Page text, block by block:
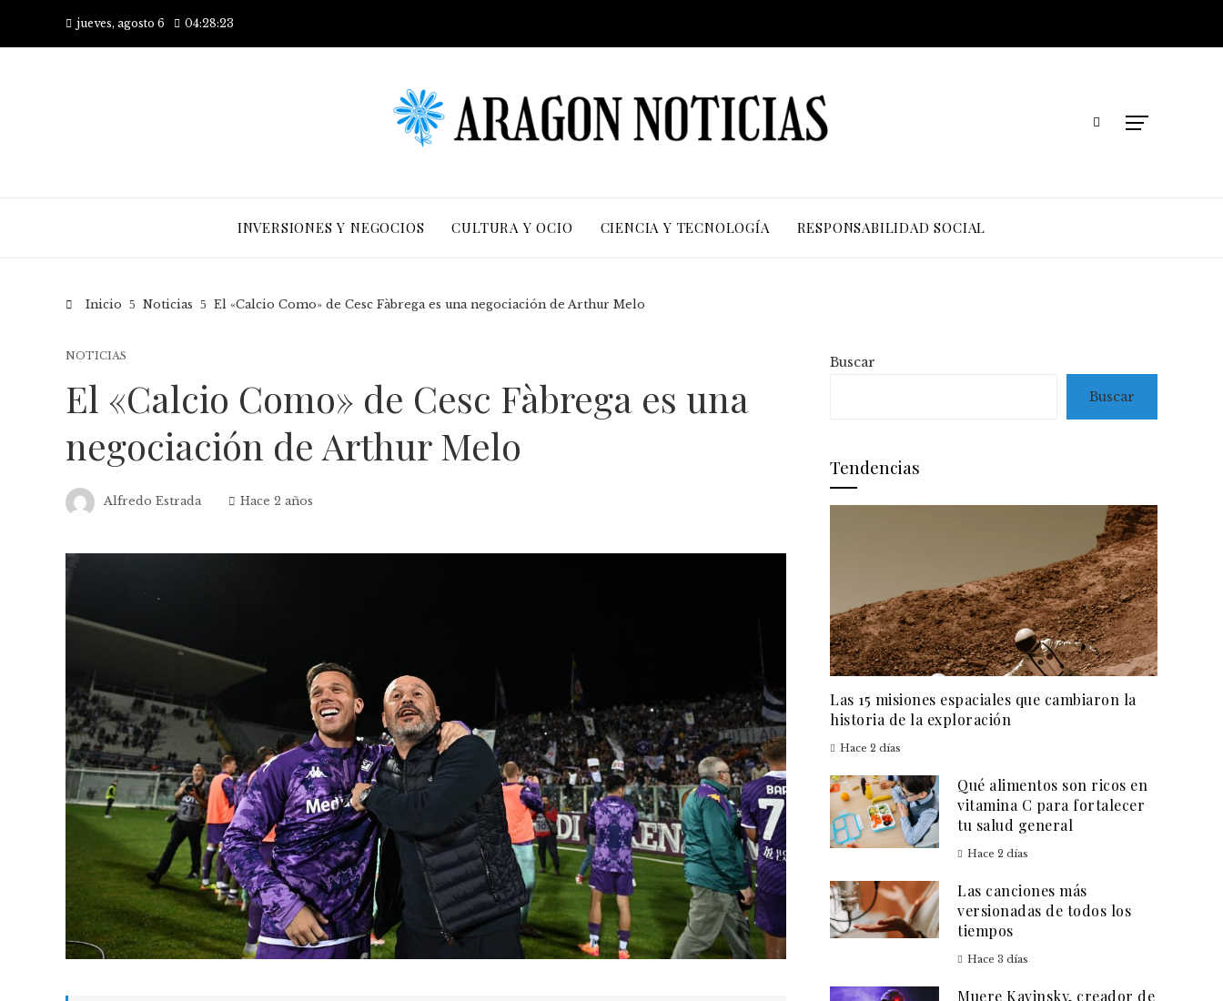
jueves, agosto 6 04:28:23
INVERSIONES Y NEGOCIOS CULTURA Y OCIO CIENCIA Y TECNOLOGÍA RESPONSABILIDAD SOCIAL
Inicio Noticias El «Calcio Como» de Cesc Fàbrega es una negociación de Arthur Melo
NOTICIAS
El «Calcio Como» de Cesc Fàbrega es una
negociación de Arthur Melo
Alfredo Estrada Hace 2 años
Buscar
Buscar
Tendencias
Las 15 misiones espaciales que cambiaron la
historia de la exploración
Hace 2 días
Qué alimentos son ricos en
vitamina C para fortalecer
tu salud general
Hace 2 días
Las canciones más
versionadas de todos los
tiempos
Hace 3 días
Muere Kavinsky, creador de